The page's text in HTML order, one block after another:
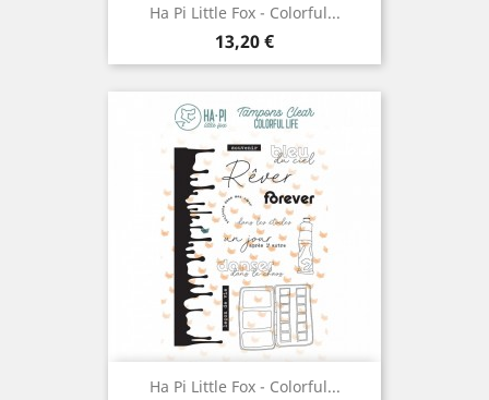
Ha Pi Little Fox - Colorful...
Prix
13,20 €
Ha Pi Little Fox - Colorful...